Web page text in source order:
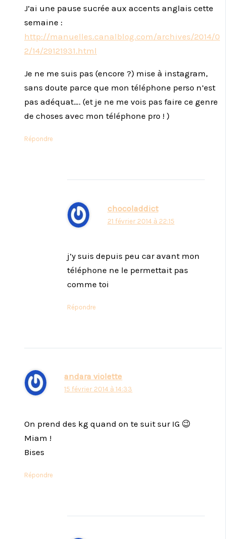
J’ai une pause sucrée aux accents anglais cette
semaine :
http://manuelles.canalblog.com/archives/2014/0
2/14/29121931.html
Je ne me suis pas (encore ?) mise à instagram,
sans doute parce que mon téléphone perso n’est
pas adéquat…. (et je ne me vois pas faire ce genre
de choses avec mon téléphone pro ! )
Répondre
chocoladdict
21 février 2014 à 22:15
j’y suis depuis peu car avant mon
téléphone ne le permettait pas
comme toi
Répondre
andara violette
15 février 2014 à 14:33
On prend des kg quand on te suit sur IG 😉
Miam !
Bises
Répondre